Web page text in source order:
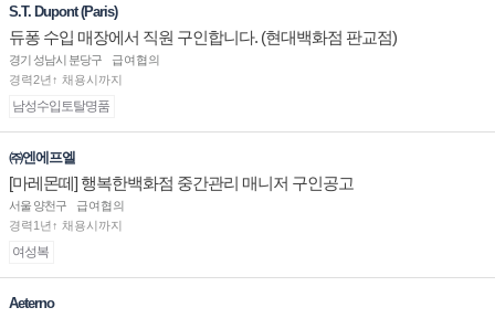
S.T. Dupont (Paris)
듀퐁 수입 매장에서 직원 구인합니다. (현대백화점 판교점)
경기 성남시 분당구
급여협의
경력2년↑ 채용시까지
남성수입토탈명품
㈜엔에프엘
[마레몬떼] 행복한백화점 중간관리 매니저 구인공고
서울 양천구
급여협의
경력1년↑ 채용시까지
여성복
Aeterno